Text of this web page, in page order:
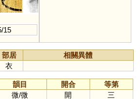
15
部居
相關異體
衣
韻目 開合
等第
微/微 開
三